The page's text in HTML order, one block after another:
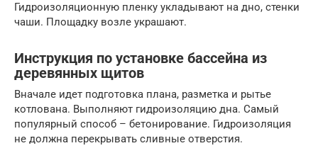
Гидроизоляционную пленку укладывают на дно, стенки
чаши. Площадку возле украшают.
Инструкция по установке бассейна из
деревянных щитов
Вначале идет подготовка плана, разметка и рытье
котлована. Выполняют гидроизоляцию дна. Самый
популярный способ – бетонирование. Гидроизоляция
не должна перекрывать сливные отверстия.